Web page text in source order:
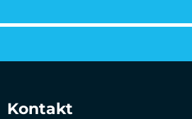
Kontakt